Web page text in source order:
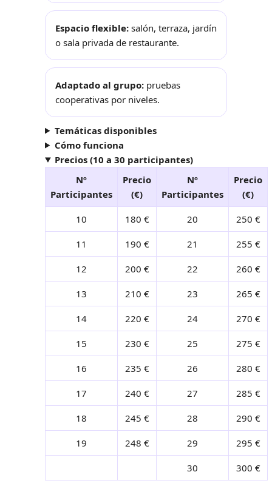
Espacio flexible: salón, terraza, jardín
o sala privada de restaurante.
Adaptado al grupo: pruebas
cooperativas por niveles.
Temáticas disponibles
Cómo funciona
Precios (10 a 30 participantes)
Nº
Participantes
Precio
(€)
Nº
Participantes
Precio
(€)
10 180 € 20 250 €
11 190 € 21 255 €
12 200 € 22 260 €
13 210 € 23 265 €
14 220 € 24 270 €
15 230 € 25 275 €
16 235 € 26 280 €
17 240 € 27 285 €
18 245 € 28 290 €
19 248 € 29 295 €
30 300 €